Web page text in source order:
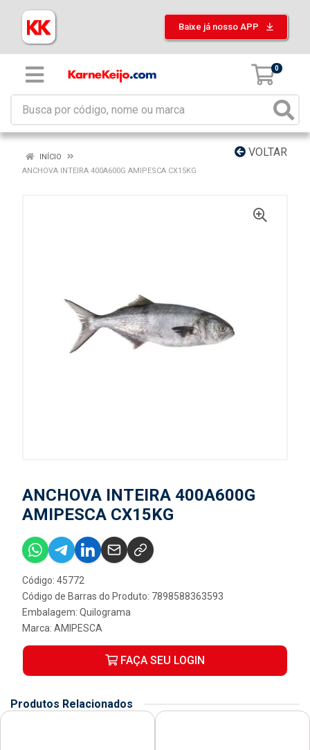
Baixe já nosso APP
0
VOLTAR
INÍCIO
ANCHOVA INTEIRA 400A600G AMIPESCA CX15KG
ANCHOVA INTEIRA 400A600G
AMIPESCA CX15KG
Código: 45772
Código de Barras do Produto: 7898588363593
Embalagem: Quilograma
Marca: AMIPESCA
FAÇA SEU LOGIN
Produtos Relacionados